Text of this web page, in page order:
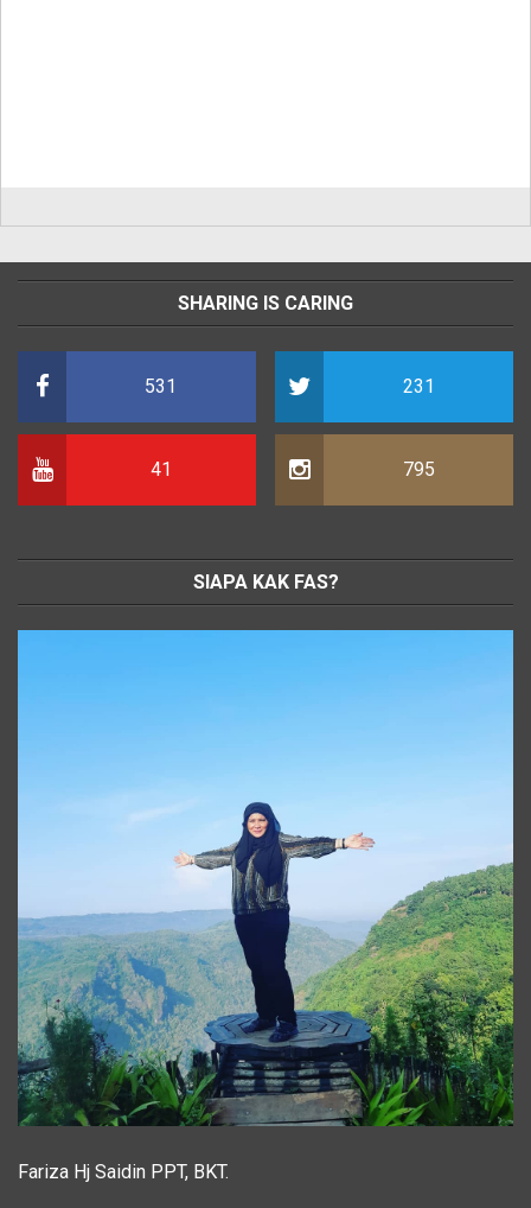
SHARING IS CARING
531 231
41 795
SIAPA KAK FAS?
Fariza Hj Saidin PPT, BKT.